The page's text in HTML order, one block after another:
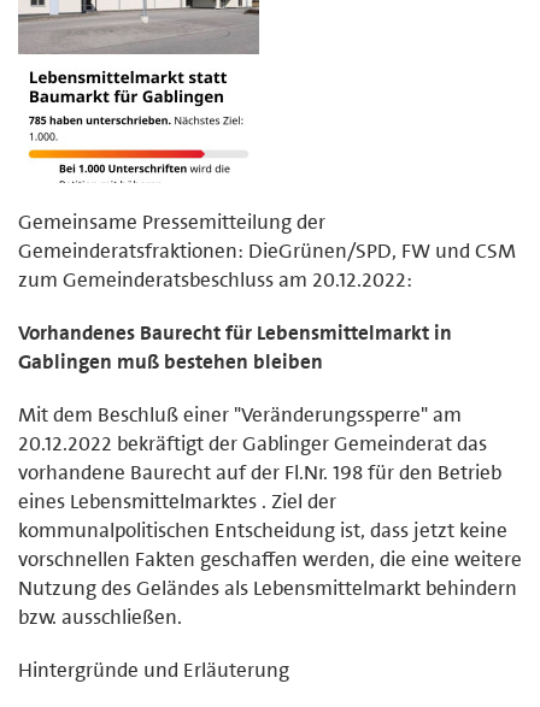
Gemeinsame Pressemitteilung der
Gemeinderatsfraktionen: DieGrünen/SPD, FW und CSM
zum Gemeinderatsbeschluss am 20.12.2022:
Vorhandenes Baurecht für Lebensmittelmarkt in
Gablingen muß bestehen bleiben
Mit dem Beschluß einer "Veränderungssperre" am
20.12.2022 bekräftigt der Gablinger Gemeinderat das
vorhandene Baurecht auf der Fl.Nr. 198 für den Betrieb
eines Lebensmittelmarktes . Ziel der
kommunalpolitischen Entscheidung ist, dass jetzt keine
vorschnellen Fakten geschaffen werden, die eine weitere
Nutzung des Geländes als Lebensmittelmarkt behindern
bzw. ausschließen.
Hintergründe und Erläuterung